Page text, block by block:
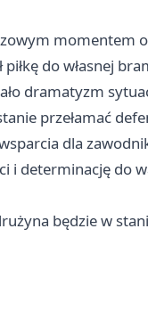
momentem
do własnej
dramatyzm
przełamać
dla
i determinację do
będzie w